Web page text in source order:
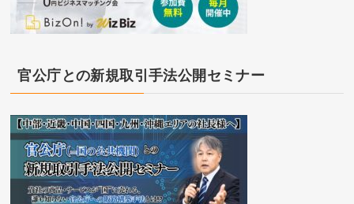
官公庁との新規取引手法公開セミナー